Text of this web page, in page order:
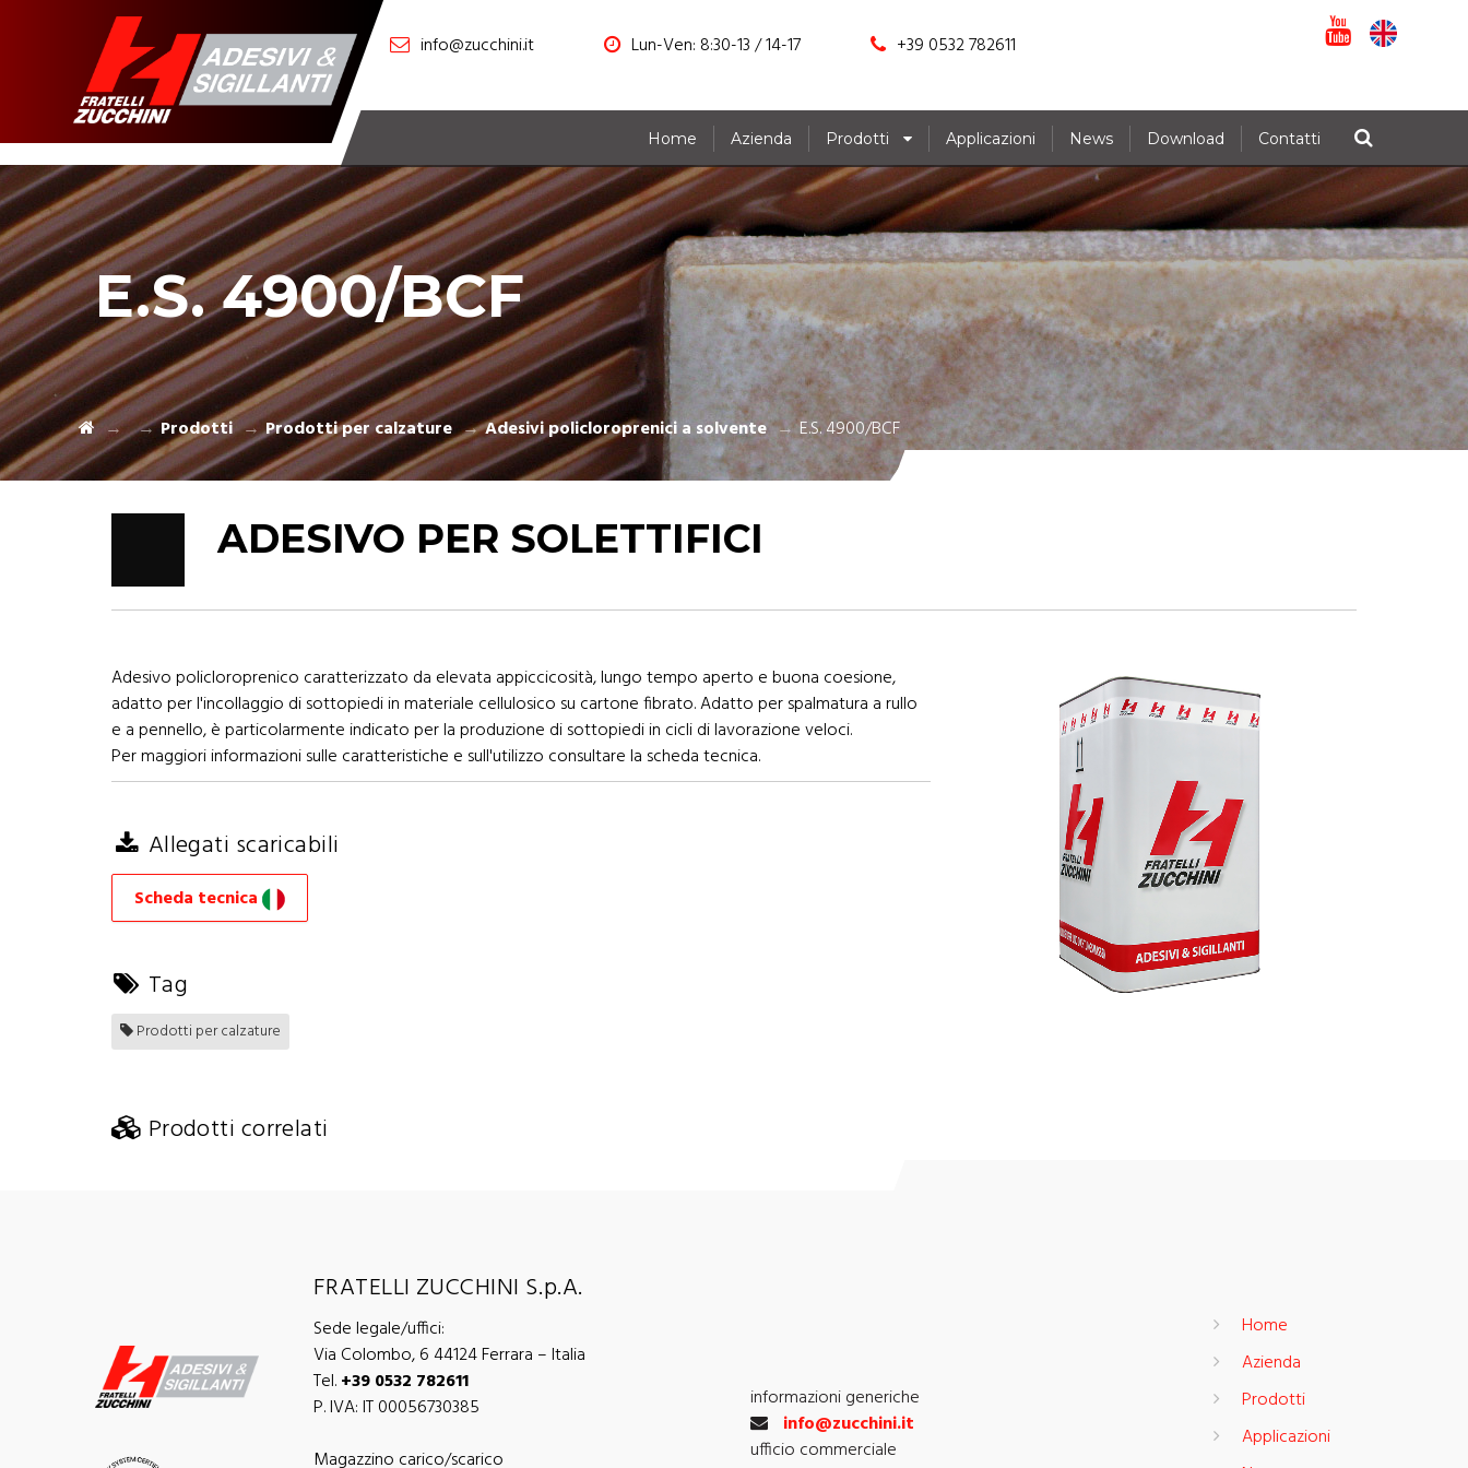
info@zucchini.it Lun-Ven: 8:30-13 / 14-17 +39 0532 782611
Home Azienda Prodotti Applicazioni News Download Contatti
E.S. 4900/BCF
Prodotti Prodotti per calzature Adesivi policloroprenici a solvente E.S. 4900/BCF
ADESIVO PER SOLETTIFICI
Adesivo policloroprenico caratterizzato da elevata appiccicosità, lungo tempo aperto e buona coesione,
adatto per l'incollaggio di sottopiedi in materiale cellulosico su cartone fibrato. Adatto per spalmatura a rullo
e a pennello, è particolarmente indicato per la produzione di sottopiedi in cicli di lavorazione veloci.
Per maggiori informazioni sulle caratteristiche e sull'utilizzo consultare la scheda tecnica.
Allegati scaricabili
Scheda tecnica
Tag
Prodotti per calzature
Prodotti correlati
Home
Azienda
Prodotti
Applicazioni
FRATELLI ZUCCHINI S.p.A.
Sede legale/uffici:
Via Colombo, 6 44124 Ferrara – Italia
Tel.+39 0532 782611
P. IVA: IT 00056730385
Magazzino carico/scarico
informazioni generiche
info@zucchini.it
ufficio commerciale